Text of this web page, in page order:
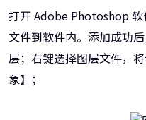
打开 Adobe Photoshop
文件到软件内。添加成功
层；右键选择图层文件，
象】；